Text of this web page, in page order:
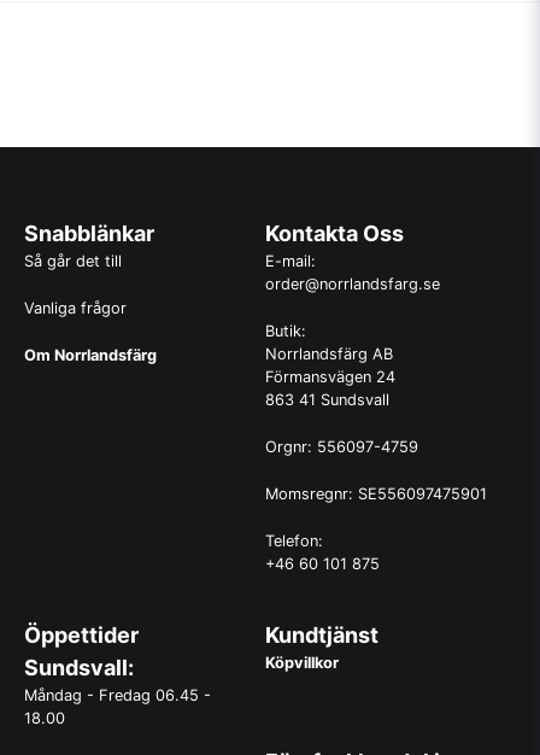
Snabblänkar
Så går det till
Vanliga frågor
Om Norrlandsfärg
Kontakta Oss
E-mail:
order@norrlandsfarg.se
Butik:
Norrlandsfärg AB
Förmansvägen 24
863 41 Sundsvall
Orgnr: 556097-4759
Momsregnr: SE556097475901
Telefon:
+46 60 101 875
Öppettider
Sundsvall:
Måndag - Fredag 06.45 -
18.00
Kundtjänst
Köpvillkor